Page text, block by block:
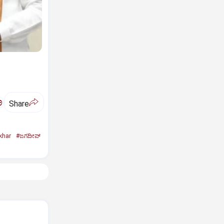
Share
#ಜಗದೀಪ್‌